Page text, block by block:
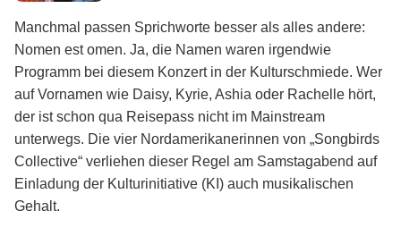
Manchmal passen Sprichworte besser als alles andere:
Nomen est omen. Ja, die Namen waren irgendwie
Programm bei diesem Konzert in der Kulturschmiede. Wer
auf Vornamen wie Daisy, Kyrie, Ashia oder Rachelle hört,
der ist schon qua Reisepass nicht im Mainstream
unterwegs. Die vier Nordamerikanerinnen von „Songbirds
Collective“ verliehen dieser Regel am Samstagabend auf
Einladung der Kulturinitiative (KI) auch musikalischen
Gehalt.